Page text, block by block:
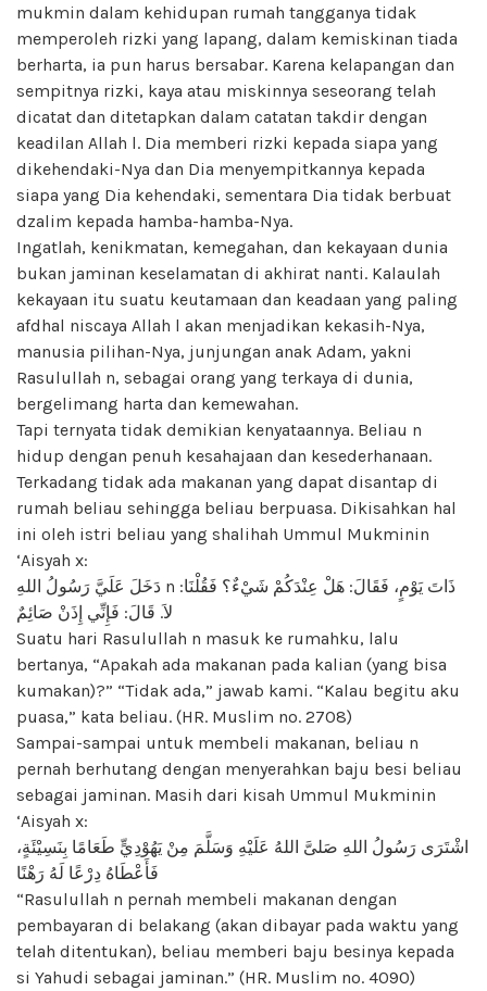
mukmin dalam kehidupan rumah tangganya tidak
memperoleh rizki yang lapang, dalam kemiskinan tiada
berharta, ia pun harus bersabar. Karena kelapangan dan
sempitnya rizki, kaya atau miskinnya seseorang telah
dicatat dan ditetapkan dalam catatan takdir dengan
keadilan Allah l. Dia memberi rizki kepada siapa yang
dikehendaki-Nya dan Dia menyempitkannya kepada
siapa yang Dia kehendaki, sementara Dia tidak berbuat
dzalim kepada hamba-hamba-Nya.
Ingatlah, kenikmatan, kemegahan, dan kekayaan dunia
bukan jaminan keselamatan di akhirat nanti. Kalaulah
kekayaan itu suatu keutamaan dan keadaan yang paling
afdhal niscaya Allah l akan menjadikan kekasih-Nya,
manusia pilihan-Nya, junjungan anak Adam, yakni
Rasulullah n, sebagai orang yang terkaya di dunia,
bergelimang harta dan kemewahan.
Tapi ternyata tidak demikian kenyataannya. Beliau n
hidup dengan penuh kesahajaan dan kesederhanaan.
Terkadang tidak ada makanan yang dapat disantap di
rumah beliau sehingga beliau berpuasa. Dikisahkan hal
ini oleh istri beliau yang shalihah Ummul Mukminin
‘Aisyah x:
دَخَلَ عَلَيَّ رَسُولُ اللهِ n ذَاتَ يَوْمٍ، فَقَالَ: هَلْ عِنْدَكُمْ شَيْءٌ؟ فَقُلْنَا:
لاَ. قَالَ: فَإِنِّي إِذَنْ صَائِمٌ
Suatu hari Rasulullah n masuk ke rumahku, lalu
bertanya, “Apakah ada makanan pada kalian (yang bisa
kumakan)?” “Tidak ada,” jawab kami. “Kalau begitu aku
puasa,” kata beliau. (HR. Muslim no. 2708)
Sampai-sampai untuk membeli makanan, beliau n
pernah berhutang dengan menyerahkan baju besi beliau
sebagai jaminan. Masih dari kisah Ummul Mukminin
‘Aisyah x:
اشْتَرَى رَسُولُ اللهِ صَلىَّ اللهُ عَلَيْهِ وَسَلَّمَ مِنْ يَهُوْدِيٍّ طَعَامًا بِنَسِيْئَةٍ،
فَأَعْطَاهُ دِرْعًا لَهُ رَهْنًا
“Rasulullah n pernah membeli makanan dengan
pembayaran di belakang (akan dibayar pada waktu yang
telah ditentukan), beliau memberi baju besinya kepada
si Yahudi sebagai jaminan.” (HR. Muslim no. 4090)